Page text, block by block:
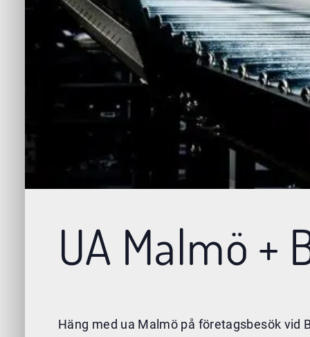
UA Malmö +
Häng med ua Malmö på företagsbesök vid